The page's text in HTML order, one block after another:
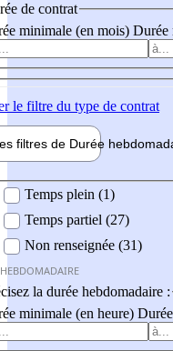
de contrat
minimale (en mois) Durée
le filtre du type de contrat
filtres de Durée hebdo
Temps plein (1)
Temps partiel (27)
Non renseignée (31)
la durée hebdomadaire :
minimale (en heure)